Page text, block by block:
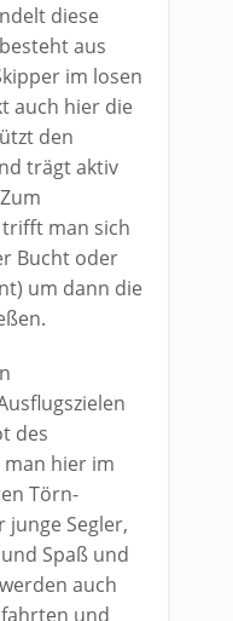
diese
aus
im losen
auch hier die
den
trägt aktiv
man sich
Bucht oder
um dann die
des
hier im
Törn-
Segler,
Spaß und
auch
und